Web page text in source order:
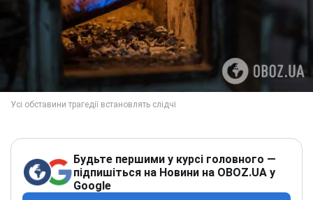
Будьте першими у курсі головного —
підпишіться на Новини на OBOZ.UA у
Google